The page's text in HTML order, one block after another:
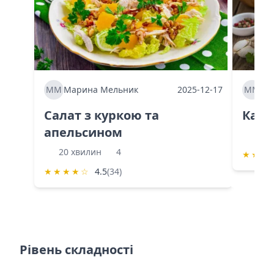
ММ Марина Мельник 2025-12-17
Салат з куркою та
апельсином
20 хвилин
4
★ ★ ★ ★ ☆ 4.5(34)
ММ
★ ★
Рівень складності